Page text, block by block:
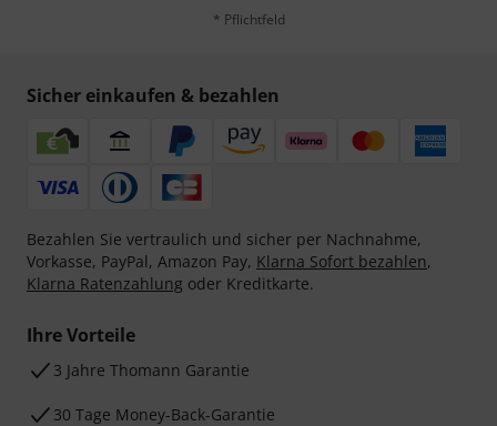
* Pflichtfeld
Sicher einkaufen & bezahlen
Bezahlen Sie vertraulich und sicher per Nachnahme,
Vorkasse, PayPal, Amazon Pay, Klarna Sofort bezahlen,
Klarna Ratenzahlung oder Kreditkarte.
Ihre Vorteile
3 Jahre Thomann Garantie
30 Tage Money-Back-Garantie